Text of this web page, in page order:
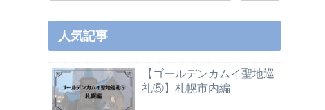
人気記事
【ゴールデンカムイ聖地巡
礼⑤】札幌市内編